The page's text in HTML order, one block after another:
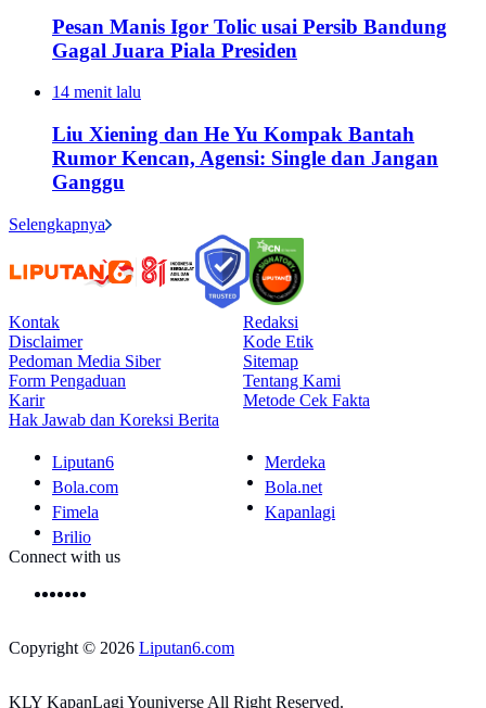
Pesan Manis Igor Tolic usai Persib Bandung
Gagal Juara Piala Presiden
14 menit lalu
Liu Xiening dan He Yu Kompak Bantah
Rumor Kencan, Agensi: Single dan Jangan
Ganggu
Selengkapnya
Kontak
Redaksi
Disclaimer
Kode Etik
Pedoman Media Siber
Sitemap
Form Pengaduan
Tentang Kami
Karir
Metode Cek Fakta
Hak Jawab dan Koreksi Berita
Liputan6
Merdeka
Bola.com
Bola.net
Fimela
Kapanlagi
Brilio
Connect with us
Copyright © 2026 Liputan6.com
KLY KapanLagi Youniverse All Right Reserved.